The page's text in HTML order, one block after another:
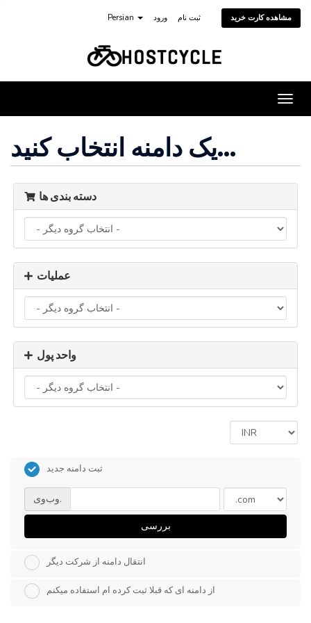
Persian ورود ثبت نام مشاهده کارت خرید
تغییر
یک دامنه انتخاب کنید...
دسته بندی ها
عملیات
واحد پول
ثبت دامنه جدید
وب‌وی.
بررسی
انتقال دامنه از شرکت دیگر
از دامنه ای که قبلا ثبت کرده ام استفاده میکنم